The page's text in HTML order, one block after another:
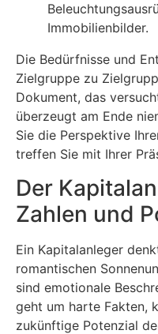
Die Bedürfnisse und
Zielgruppe zu
Dokument, das
überzeugt am Ende
Sie die Perspektive
treffen Sie mit Ihrer
Der
Zahlen und
Ein Kapitalanleger
romantischen
sind emotionale
geht um harte Fakten,
zukünftige Potenzial